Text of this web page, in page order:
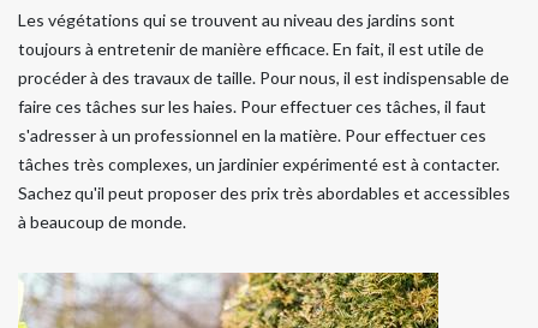
Les végétations qui se trouvent au niveau des jardins sont
toujours à entretenir de manière efficace. En fait, il est utile de
procéder à des travaux de taille. Pour nous, il est indispensable de
faire ces tâches sur les haies. Pour effectuer ces tâches, il faut
s'adresser à un professionnel en la matière. Pour effectuer ces
tâches très complexes, un jardinier expérimenté est à contacter.
Sachez qu'il peut proposer des prix très abordables et accessibles
à beaucoup de monde.